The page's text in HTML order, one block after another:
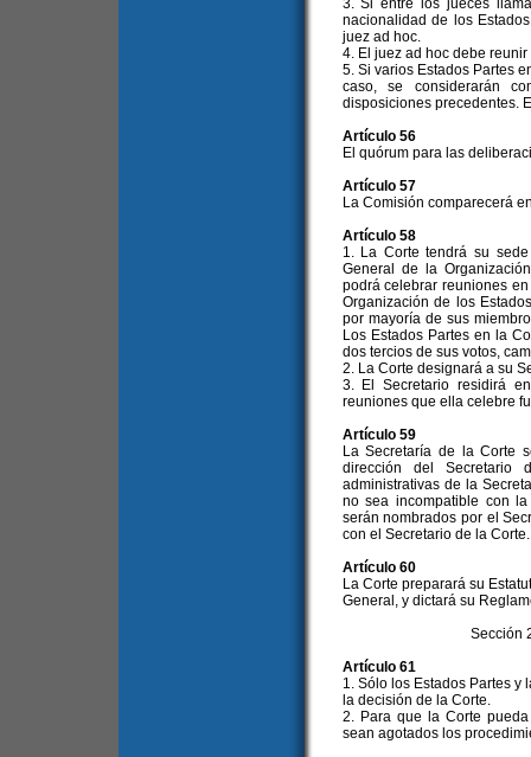
3. Si entre los jueces
nacionalidad de los
juez ad hoc.
4. El juez ad hoc debe
5. Si varios Estados Partes
caso, se considerarán
disposiciones precedentes.
Artículo 56
El quórum para las
Artículo 57
La Comisión comparecerá
Artículo 58
1. La Corte tendrá su
General de la
podrá celebrar reuniones
Organización de los
por mayoría de sus
Los Estados Partes en la
dos tercios de sus votos,
2. La Corte designará a su
3. El Secretario residirá
reuniones que ella celebre
Artículo 59
La Secretaría de la Corte
dirección del
administrativas de la
no sea incompatible con
serán nombrados por el
con el Secretario de la Corte.
Artículo 60
La Corte preparará su
General, y dictará su
Sección
Artículo 61
1. Sólo los Estados Partes y
la decisión de la Corte.
2. Para que la Corte
sean agotados los